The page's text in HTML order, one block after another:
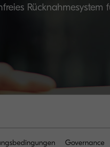
Rücknahmesystem
Governance